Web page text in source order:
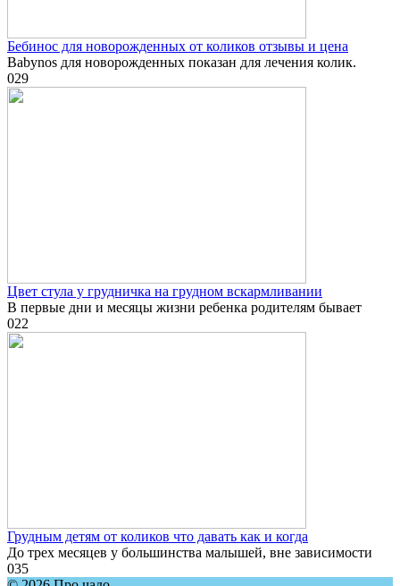
Бебинос для новорожденных от коликов отзывы и цена
Babynos для новорожденных показан для лечения колик.
029
Цвет стула у грудничка на грудном вскармливании
В первые дни и месяцы жизни ребенка родителям бывает
022
Грудным детям от коликов что давать как и когда
До трех месяцев у большинства малышей, вне зависимости
035